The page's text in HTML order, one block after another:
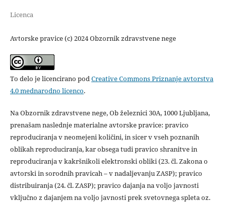
Licenca
Avtorske pravice (c) 2024 Obzornik zdravstvene nege
To delo je licencirano podCreative Commons Priznanje avtorstva
4.0 mednarodno licenco.
Na Obzornik zdravstvene nege, Ob železnici 30A, 1000 Ljubljana,
prenašam naslednje materialne avtorske pravice: pravico
reproduciranja v neomejeni količini, in sicer v vseh poznanih
oblikah reproduciranja, kar obsega tudi pravico shranitve in
reproduciranja v kakršnikoli elektronski obliki (23. čl. Zakona o
avtorski in sorodnih pravicah – v nadaljevanju ZASP); pravico
distribuiranja (24. čl. ZASP); pravico dajanja na voljo javnosti
vključno z dajanjem na voljo javnosti prek svetovnega spleta oz.